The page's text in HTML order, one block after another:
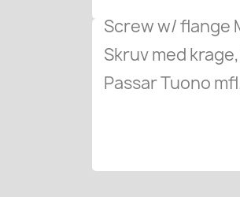
Screw w/ flange
Skruv med
Passar Tuono